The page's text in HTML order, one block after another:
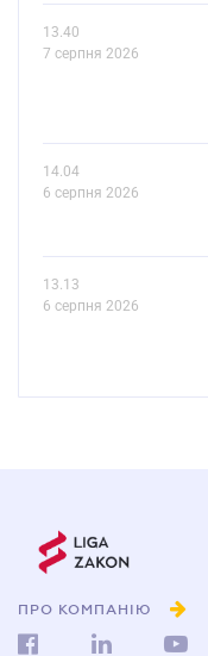
13.40
7 серпня 2026
14.04
6 серпня 2026
13.13
6 серпня 2026
ПРО КОМПАНІЮ